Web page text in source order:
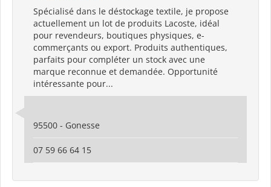
Spécialisé dans le déstockage textile, je propose
actuellement un lot de produits Lacoste, idéal
pour revendeurs, boutiques physiques, e-
commerçants ou export. Produits authentiques,
parfaits pour compléter un stock avec une
marque reconnue et demandée. Opportunité
intéressante pour...
95500 - Gonesse
07 59 66 64 15